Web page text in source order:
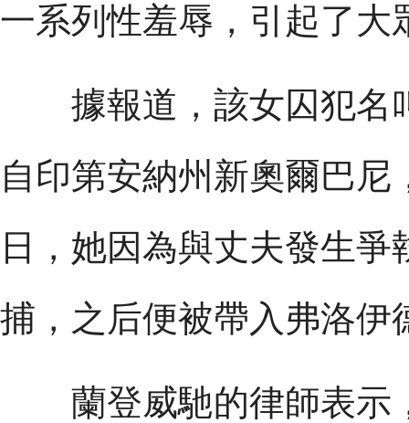
一系列性羞辱，引起了大
據報道，該女囚犯名
自印第安納州新奧爾巴尼
日，她因為與丈夫發生
捕，之后便被帶入弗洛伊
蘭登威馳的律師表示